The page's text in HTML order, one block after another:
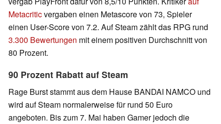
Metacriticvergaben einen Metascore von 73, Spieler
einen User-Score von 7.2. Auf Steam zählt das RPG rund
3.300 Bewertungen mit einem positiven Durchschnitt von
80 Prozent.
90 Prozent Rabatt auf Steam
Rage Burst stammt aus dem Hause BANDAI NAMCO und
wird auf Steam normalerweise für rund 50 Euro
angeboten. Bis zum 7. Mai haben Gamer jedoch die